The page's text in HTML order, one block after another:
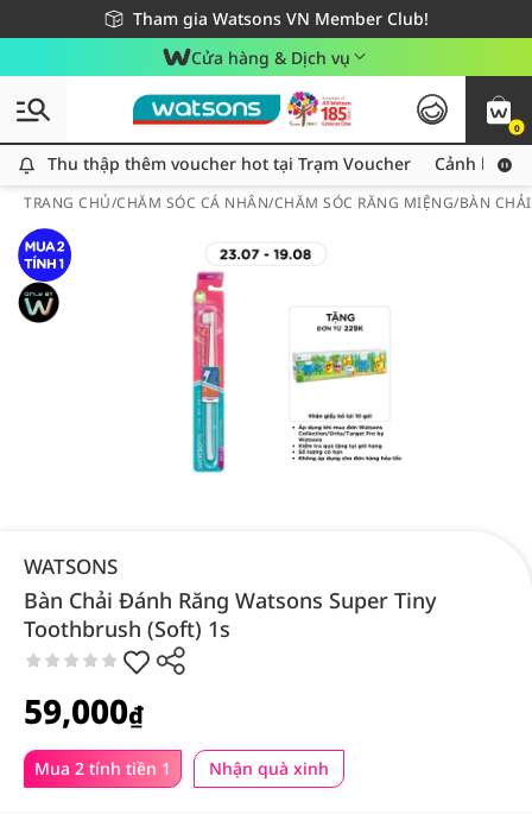
Tham gia Watsons VN Member Club!
Miễn phí giao hàng cho đơn hàng từ 249,000Đ
Giao hàng nhanh 24h - Áp dụng khu vực TP. Hồ Chí Minh
Cửa hàng & Dịch vụ
0
Thu thập thêm voucher hot tại Trạm Voucher
Thu thập thêm voucher hot tại Trạm Voucher Cảnh báo
TRANG CHỦ/CHĂM SÓC CÁ NHÂN/CHĂM SÓC RĂNG MIỆNG/BÀN
WATSONS
Bàn Chải Đánh Răng Watsons Super Tiny
Toothbrush (Soft) 1s
Mua 2 tính tiền 1 Nhận quà xinh
59,000₫